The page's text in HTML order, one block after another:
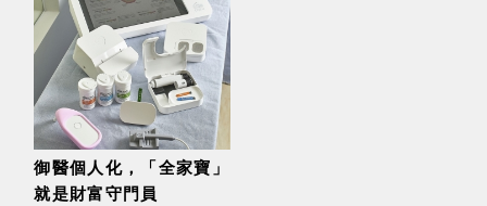
御醫個人化，「全家寶」
就是財富守門員